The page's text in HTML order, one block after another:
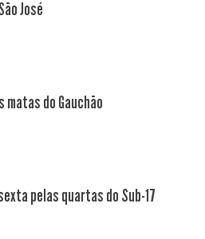
José
matas do Gauchão
pelas quartas do Sub-17